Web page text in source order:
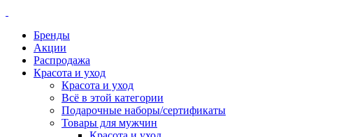
Бренды
Акции
Распродажа
Красота и уход
Красота и уход
Всё в этой категории
Подарочные наборы/сертификаты
Товары для мужчин